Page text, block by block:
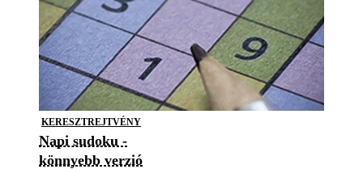
KERESZTREJTVÉNY
Napi sudoku -
könnyebb verzió